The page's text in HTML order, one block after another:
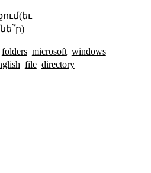
folders microsoft windows
file directory